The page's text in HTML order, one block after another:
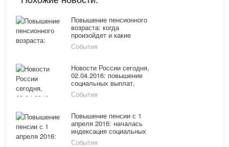
Повышение пенсионного
возраста: когда
произойдет и какие
последствия ждать
События
Новости России сегодня,
02.04.2016: повышение
социальных выплат,
подорожание бензина,
маркировка меховых
законе о «О связи»
События
Повышение пенсии с 1
апреля 2016: началась
индексация социальных
выплат
События